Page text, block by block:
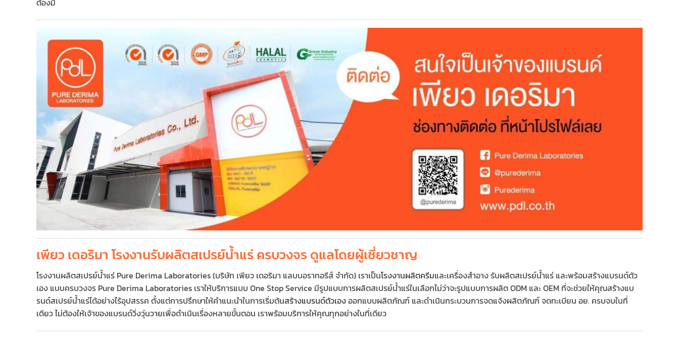
เพียว เดอริมา โรงงานรับผลิตสเปรย์น้ำแร่ ครบวงจร ดูแลโดยผู้เชี่ยวชาญ
โรงงานผลิตสเปรย์น้ำแร่ Pure Derima Laboratories (บริษัท เพียว เดอริมา แลบบอราทอรีส์ จำกัด) เราเป็นโรงงานผลิตครีมและเครื่องสำอาง รับผลิตสเปรย์น้ำแร่ และพร้อมสร้างแบรนด์ตัว
เอง แบบครบวงจร Pure Derima Laboratories เราให้บริการแบบ One Stop Service มีรูปแบบการผลิตสเปรย์น้ำแร่ในเลือกไม่ว่าจะรูปแบบการผลิต ODM และ OEM ที่จะช่วยให้คุณสร้างแบ
รนด์สเปรย์น้ำแร่ได้อย่างไร้อุปสรรค ตั้งแต่การปรึกษาให้คำแนะนำในการเริ่มต้นสร้างแบรนด์ตัวเองออกแบบผลิตภัณฑ์ และดำเนินกระบวนการจดแจ้งผลิตภัณฑ์ จดทะเบียน อย. ครบจบในที่
เดียว ไม่ต้องให้เจ้าของแบรนด์วิ่งวุ่นวายเพื่อดำเนินเรื่องหลายขั้นตอน เราพร้อมบริการให้คุณทุกอย่างในที่เดียว